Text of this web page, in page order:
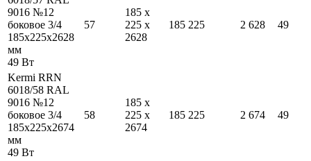
9016 №12
боковое 3/4
185x225x2628
мм
49 Вт
57
185 x
225 x
2628
185 225 2 628 49
Kermi RRN
6018/58 RAL
9016 №12
боковое 3/4
185x225x2674
мм
49 Вт
58
185 x
225 x
2674
185 225 2 674 49